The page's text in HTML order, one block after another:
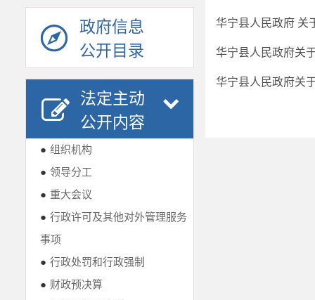
政府信息
公开目录
法定主动
公开内容
● 组织机构
● 领导分工
● 重大会议
● 行政许可及其他对外管理服务
事项
● 行政处罚和行政强制
● 财政预决算
华宁县人民政府 关
华宁县人民政府关
华宁县人民政府关